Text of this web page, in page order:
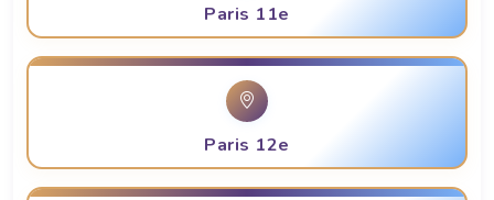
Paris 11e
Paris 12e